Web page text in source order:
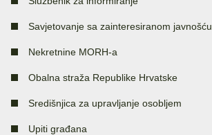
Savjetovanje sa zainteresiranom javnošću
Nekretnine MORH-a
Obalna straža Republike Hrvatske
Središnjica za upravljanje osobljem
Upiti građana